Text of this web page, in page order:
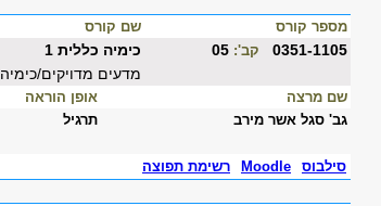
מספר קורס שם קורס
0351-1105 קב':
כימיה כללית 1
מדעים מדויקים/כימיה
שם מרצה אופן הוראה
גב' סגל אשר מירב
תרגיל
סילבוס Moodle רשימת תפוצה